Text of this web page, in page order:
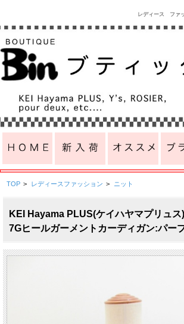
レディース ファ
TOP > レディースファッション > ニット
KEI Hayama PLUS(ケイハヤマプリュ
7Gヒールガーメントカーディガン:パー